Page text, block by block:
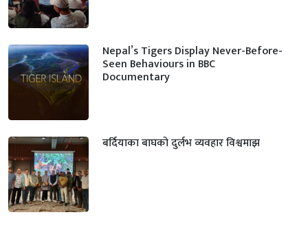
Nepal’s Tigers Display Never-Before-
Seen Behaviours in BBC
Documentary
बर्दियाका बाघको दुर्लभ व्यवहार विश्वमाझ